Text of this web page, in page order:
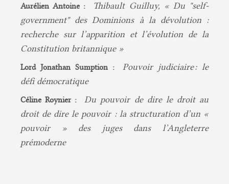
Aurélien Antoine :
Thibault Guilluy, « Du "self-
government" des Dominions à la dévolution :
recherche sur l’apparition et l’évolution de la
Constitution britannique »
Lord Jonathan Sumption :
Pouvoir judiciaire : le
défi démocratique
Céline Roynier :
Du pouvoir de dire le droit au
droit de dire le pouvoir : la structuration d’un «
pouvoir » des juges dans l’Angleterre
prémoderne